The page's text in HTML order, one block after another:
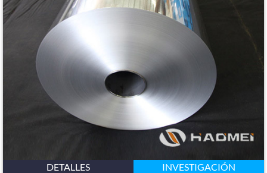
DETALLES INVESTIGACIÓN